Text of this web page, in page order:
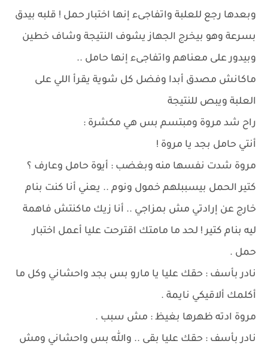
وبعدها رجع للعلبة واتفاجىء إنها اختبار حمل ! قلبه بيدق
بسرعة وهو بيخرج الجهاز يشوف النتيجة وشاف خطين
وبيدور على معناهم واتفاجىء إنها حامل ..
ماكانش مصدق أبدا وفضل كل شوية يقرأ اللي على
العلبة ويبص للنتيجة
راح شد مروة ومبتسم بس هي مكشرة :
أنتي حامل بجد يا مروة !
مروة شدت نفسها منه وبغضب : أيوة حامل وعارف ؟
كتير الحمل بيسببلهم خمول ونوم .. يعني أنا كنت بنام
خارج عن إرادتي مش بمزاجي .. أنا زيك ماكنتش فاهمة
ليه بنام كتير ! لحد ما مامتك اقترحت عليا أعمل اختبار
حمل .
نادر بأسف : حقك عليا يا مارو بس بجد واحشاني وكل ما
أكلمك ألاقيكي نايمة .
مروة ادته ظهرها بغيظ : مش سبب .
نادر بأسف : حقك عليا بقى .. والله بس واحشاني ومش